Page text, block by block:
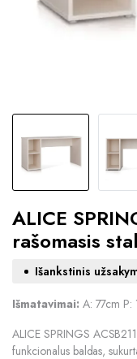
ALICE
rašomasis
Išankstinis
Išmatavimai: A: 77cm
ALICE SPRINGS
funkcionalus baldas,